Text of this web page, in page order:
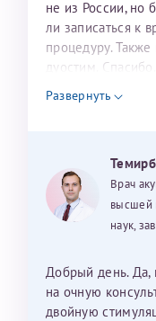
не из России, но
ли записаться к
процедуру.
дуостим.
Развернуть
Врач
высшей
наук,
Добрый день. Да,
на очную
двойную